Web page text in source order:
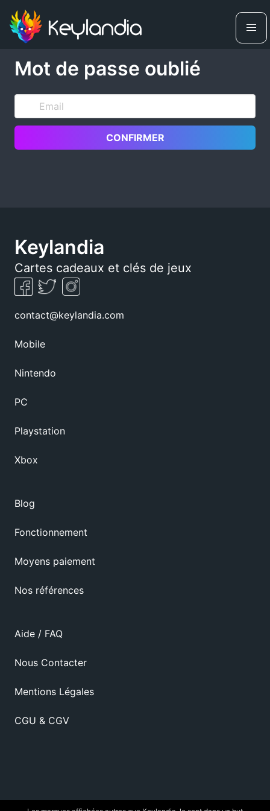
Mot de passe oublié
CONFIRMER
Keylandia
Cartes cadeaux et clés de jeux
contact@keylandia.com
Mobile
Nintendo
PC
Playstation
Xbox
Blog
Fonctionnement
Moyens paiement
Nos références
Aide / FAQ
Nous Contacter
Mentions Légales
CGU & CGV